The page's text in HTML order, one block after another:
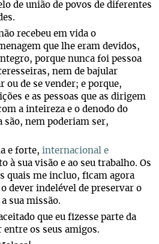
de união de povos de diferentes
recebeu em vida o
que lhe eram devidos,
porque nunca foi pessoa
nem de bajular
ou de se vender; e porque,
e as pessoas que as dirigem
a inteireza e o denodo do
são, nem poderiam ser,
e forte, internacional e
à sua visão e ao seu trabalho. Os
quais me incluo, ficam agora
dever indelével de preservar o
sua missão.
que eu fizesse parte da
entre os seus amigos.